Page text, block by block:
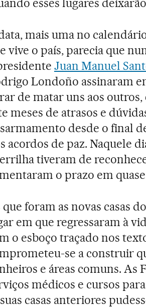
esses lugares
mais uma no
vive o país, parecia que
Juan Manuel
Londoño assinaram
de matar uns aos
meses de atrasos e
desde o final
acordos de paz. Naquele
tiveram de
o prazo em
que foram as novas casas
em que regressaram à
o esboço traçado nos
se a construir
e áreas comuns. As
médicos e cursos
casas anteriores